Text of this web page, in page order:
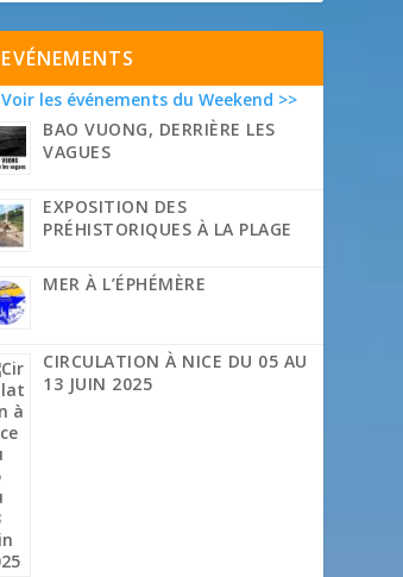
EVÉNEMENTS
Voir les événements du Weekend >>
BAO VUONG, DERRIÈRE LES
VAGUES
EXPOSITION DES
PRÉHISTORIQUES À LA PLAGE
MER À L’ÉPHÉMÈRE
CIRCULATION À NICE DU 05 AU
13 JUIN 2025